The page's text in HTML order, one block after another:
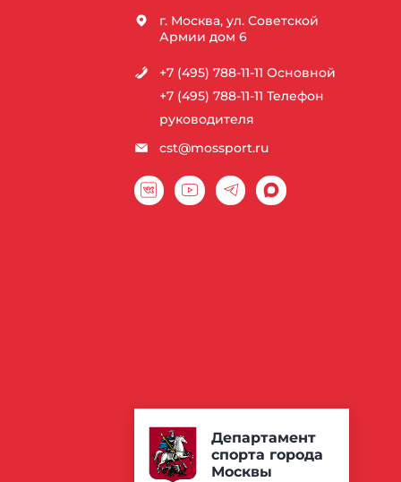
г. Москва, ул. Советской
Армии дом 6
+7 (495) 788-11-11 Основной
+7 (495) 788-11-11 Телефон
руководителя
cst@mossport.ru
Департамент
спорта города
Москвы